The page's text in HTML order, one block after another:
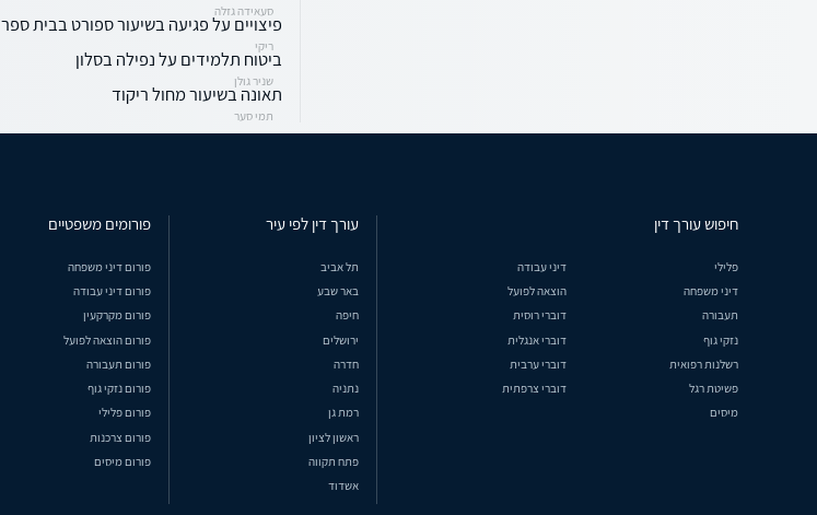
סעאידה גזלה
פיצויים על פגיעה בשיעור ספורט בבית ספר
ריקי
ביטוח תלמידים על נפילה בסלון
שניר גולן
תאונה בשיעור מחול ריקוד
תמי סער
חיפוש עורך דין
פלילי
דיני עבודה
דיני משפחה
הוצאה לפועל
תעבורה
דוברי רוסית
נזקי גוף
דוברי אנגלית
רשלנות רפואית
דוברי ערבית
פשיטת רגל
דוברי צרפתית
מיסים
עורך דין לפי עיר
תל אביב
באר שבע
חיפה
ירושלים
חדרה
נתניה
רמת גן
ראשון לציון
פתח תקווה
אשדוד
פורומים משפטיים
פורום דיני משפחה
פורום דיני עבודה
פורום מקרקעין
פורום הוצאה לפועל
פורום תעבורה
פורום נזקי גוף
פורום פלילי
פורום צרכנות
פורום מיסים